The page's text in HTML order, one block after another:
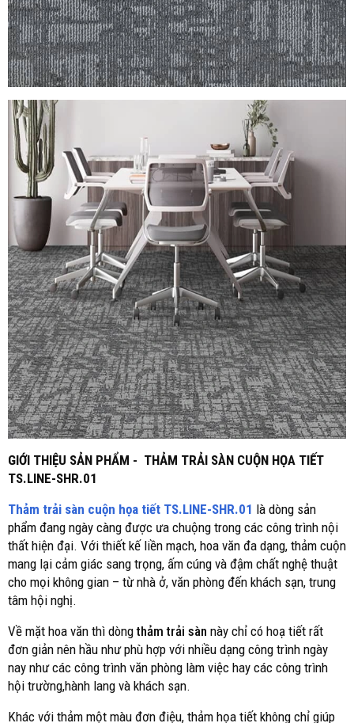
GIỚI THIỆU SẢN PHẨM - THẢM TRẢI SÀN CUỘN HỌA TIẾT
TS.LINE-SHR.01
Thảm trải sàn cuộn họa tiết TS.LINE-SHR.01 là dòng sản
phẩm đang ngày càng được ưa chuộng trong các công trình nội
thất hiện đại. Với thiết kế liền mạch, hoa văn đa dạng, thảm cuộn
mang lại cảm giác sang trọng, ấm cúng và đậm chất nghệ thuật
cho mọi không gian – từ nhà ở, văn phòng đến khách sạn, trung
tâm hội nghị.
Về mặt hoa văn thì dòngthảm trải sàn này chỉ có hoạ tiết rất
đơn giản nên hầu như phù hợp với nhiều dạng công trình ngày
nay như các công trình văn phòng làm việc hay các công trình
hội trường,hành lang và khách sạn.
Khác với thảm một màu đơn điệu, thảm họa tiết không chỉ giúp